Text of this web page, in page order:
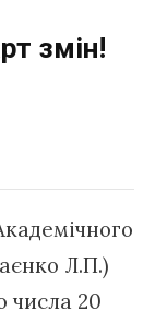
змін!
Л.П.)
числа 20